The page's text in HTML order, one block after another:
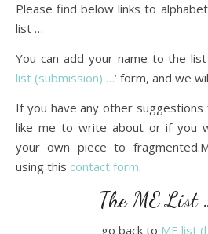
Please find below links to alphabetised, by first name, ME
list …
You can add your name to the
list (submission) …’ form, and we
If you have any other suggestions
like me to write about or if you
your own piece to
using this contact form.
The ME List
go back to ME list